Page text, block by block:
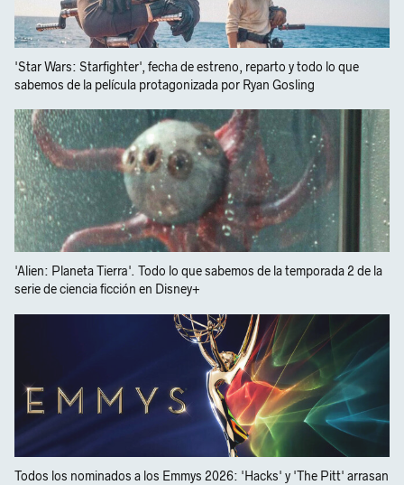
'Star Wars: Starfighter', fecha de estreno, reparto y todo lo que
sabemos de la película protagonizada por Ryan Gosling
'Alien: Planeta Tierra'. Todo lo que sabemos de la temporada 2 de la
serie de ciencia ficción en Disney+
Todos los nominados a los Emmys 2026: 'Hacks' y 'The Pitt' arrasan